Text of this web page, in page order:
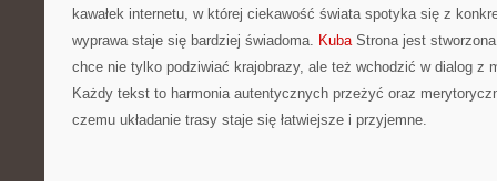
kawałek internetu, w której ciekawość świata spotyka się z
wyprawa staje się bardziej świadoma. KubaStrona jest
chce nie tylko podziwiać krajobrazy, ale też wchodzić w dialog z
Każdy tekst to harmonia autentycznych przeżyć oraz
czemu układanie trasy staje się łatwiejsze i przyjemne.